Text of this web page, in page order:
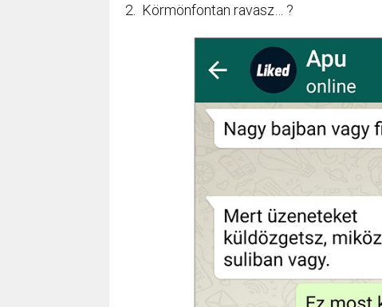
2. Körmönfontan ravasz… ?